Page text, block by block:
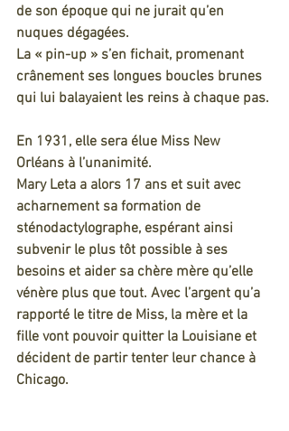
de son époque qui ne jurait qu’en
nuques dégagées.
La « pin-up » s’en fichait, promenant
crânement ses longues boucles brunes
qui lui balayaient les reins à chaque pas.
En 1931, elle sera élue Miss New
Orléans à l’unanimité.
Mary Leta a alors 17 ans et suit avec
acharnement sa formation de
sténodactylographe, espérant ainsi
subvenir le plus tôt possible à ses
besoins et aider sa chère mère qu’elle
vénère plus que tout. Avec l’argent qu’a
rapporté le titre de Miss, la mère et la
fille vont pouvoir quitter la Louisiane et
décident de partir tenter leur chance à
Chicago.